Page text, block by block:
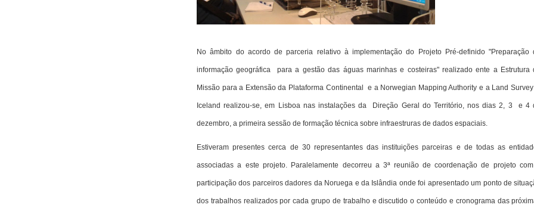
No âmbito do acordo de parceria relativo à implementação do Projeto Pré-definido "Preparação
informação geográfica para a gestão das águas marinhas e costeiras" realizado ente a Estrutura
Missão para a Extensão da Plataforma Continental e a Norwegian Mapping Authority e a Land
Iceland realizou-se, em Lisboa nas instalações da Direção Geral do Território, nos dias 2, 3 e 4
dezembro, a primeira sessão de formação técnica sobre infraestruras de dados espaciais.
Estiveram presentes cerca de 30 representantes das instituições parceiras e de todas as
associadas a este projeto. Paralelamente decorreu a 3ª reunião de coordenação de projeto
participação dos parceiros dadores da Noruega e da Islândia onde foi apresentado um ponto de
dos trabalhos realizados por cada grupo de trabalho e discutido o conteúdo e cronograma das